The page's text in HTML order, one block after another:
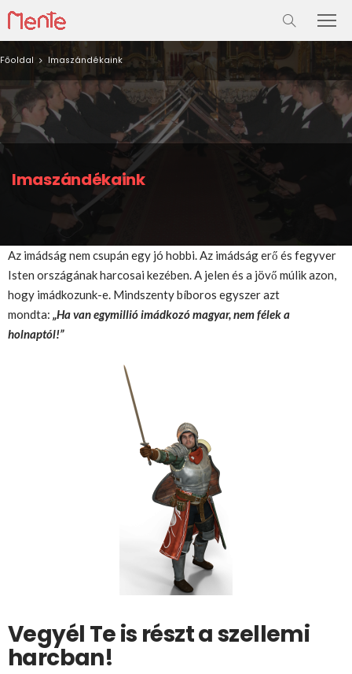
Főoldal Imaszándékaink
Imaszándékaink
Az imádság nem csupán egy jó hobbi. Az imádság erő és fegyver
Isten országának harcosai kezében. A jelen és a jövő múlik azon,
hogy imádkozunk-e. Mindszenty bíboros egyszer azt
mondta: „Havan egymillió imádkozó magyar, nem félek a
holnaptól!”
Vegyél Te is részt a szellemi
harcban!